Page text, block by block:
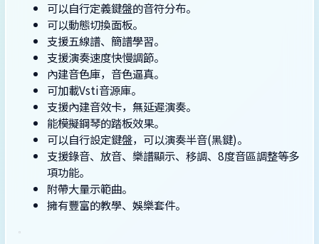
可以自行定義鍵盤的音符分布。
可以動態切換面板。
支援五線譜、簡譜學習。
支援演奏速度快慢調節。
內建音色庫，音色逼真。
可加載Vsti音源庫。
支援內建音效卡，無延遲演奏。
能模擬鋼琴的踏板效果。
可以自行設定鍵盤，可以演奏半音(黑鍵)。
支援錄音、放音、樂譜顯示、移調、8度音區調整等多
項功能。
附帶大量示範曲。
擁有豐富的教學、娛樂套件。